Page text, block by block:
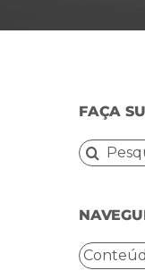
FAÇA
Buscar